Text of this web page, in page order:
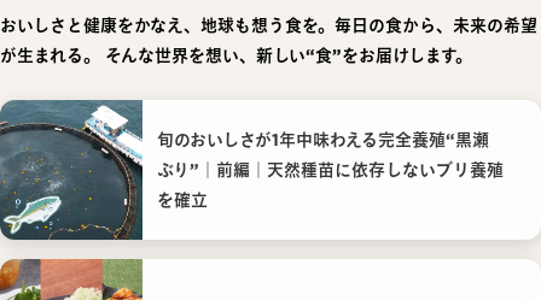
おいしさと健康をかなえ、地球も想う食を。毎日の食から、未来の希望
が生まれる。
そんな世界を想い、新しい“食”をお届けします。
旬のおいしさが1年中味わえる完全養殖“黒瀬
ぶり”｜前編｜天然種苗に依存しないブリ養殖
を確立